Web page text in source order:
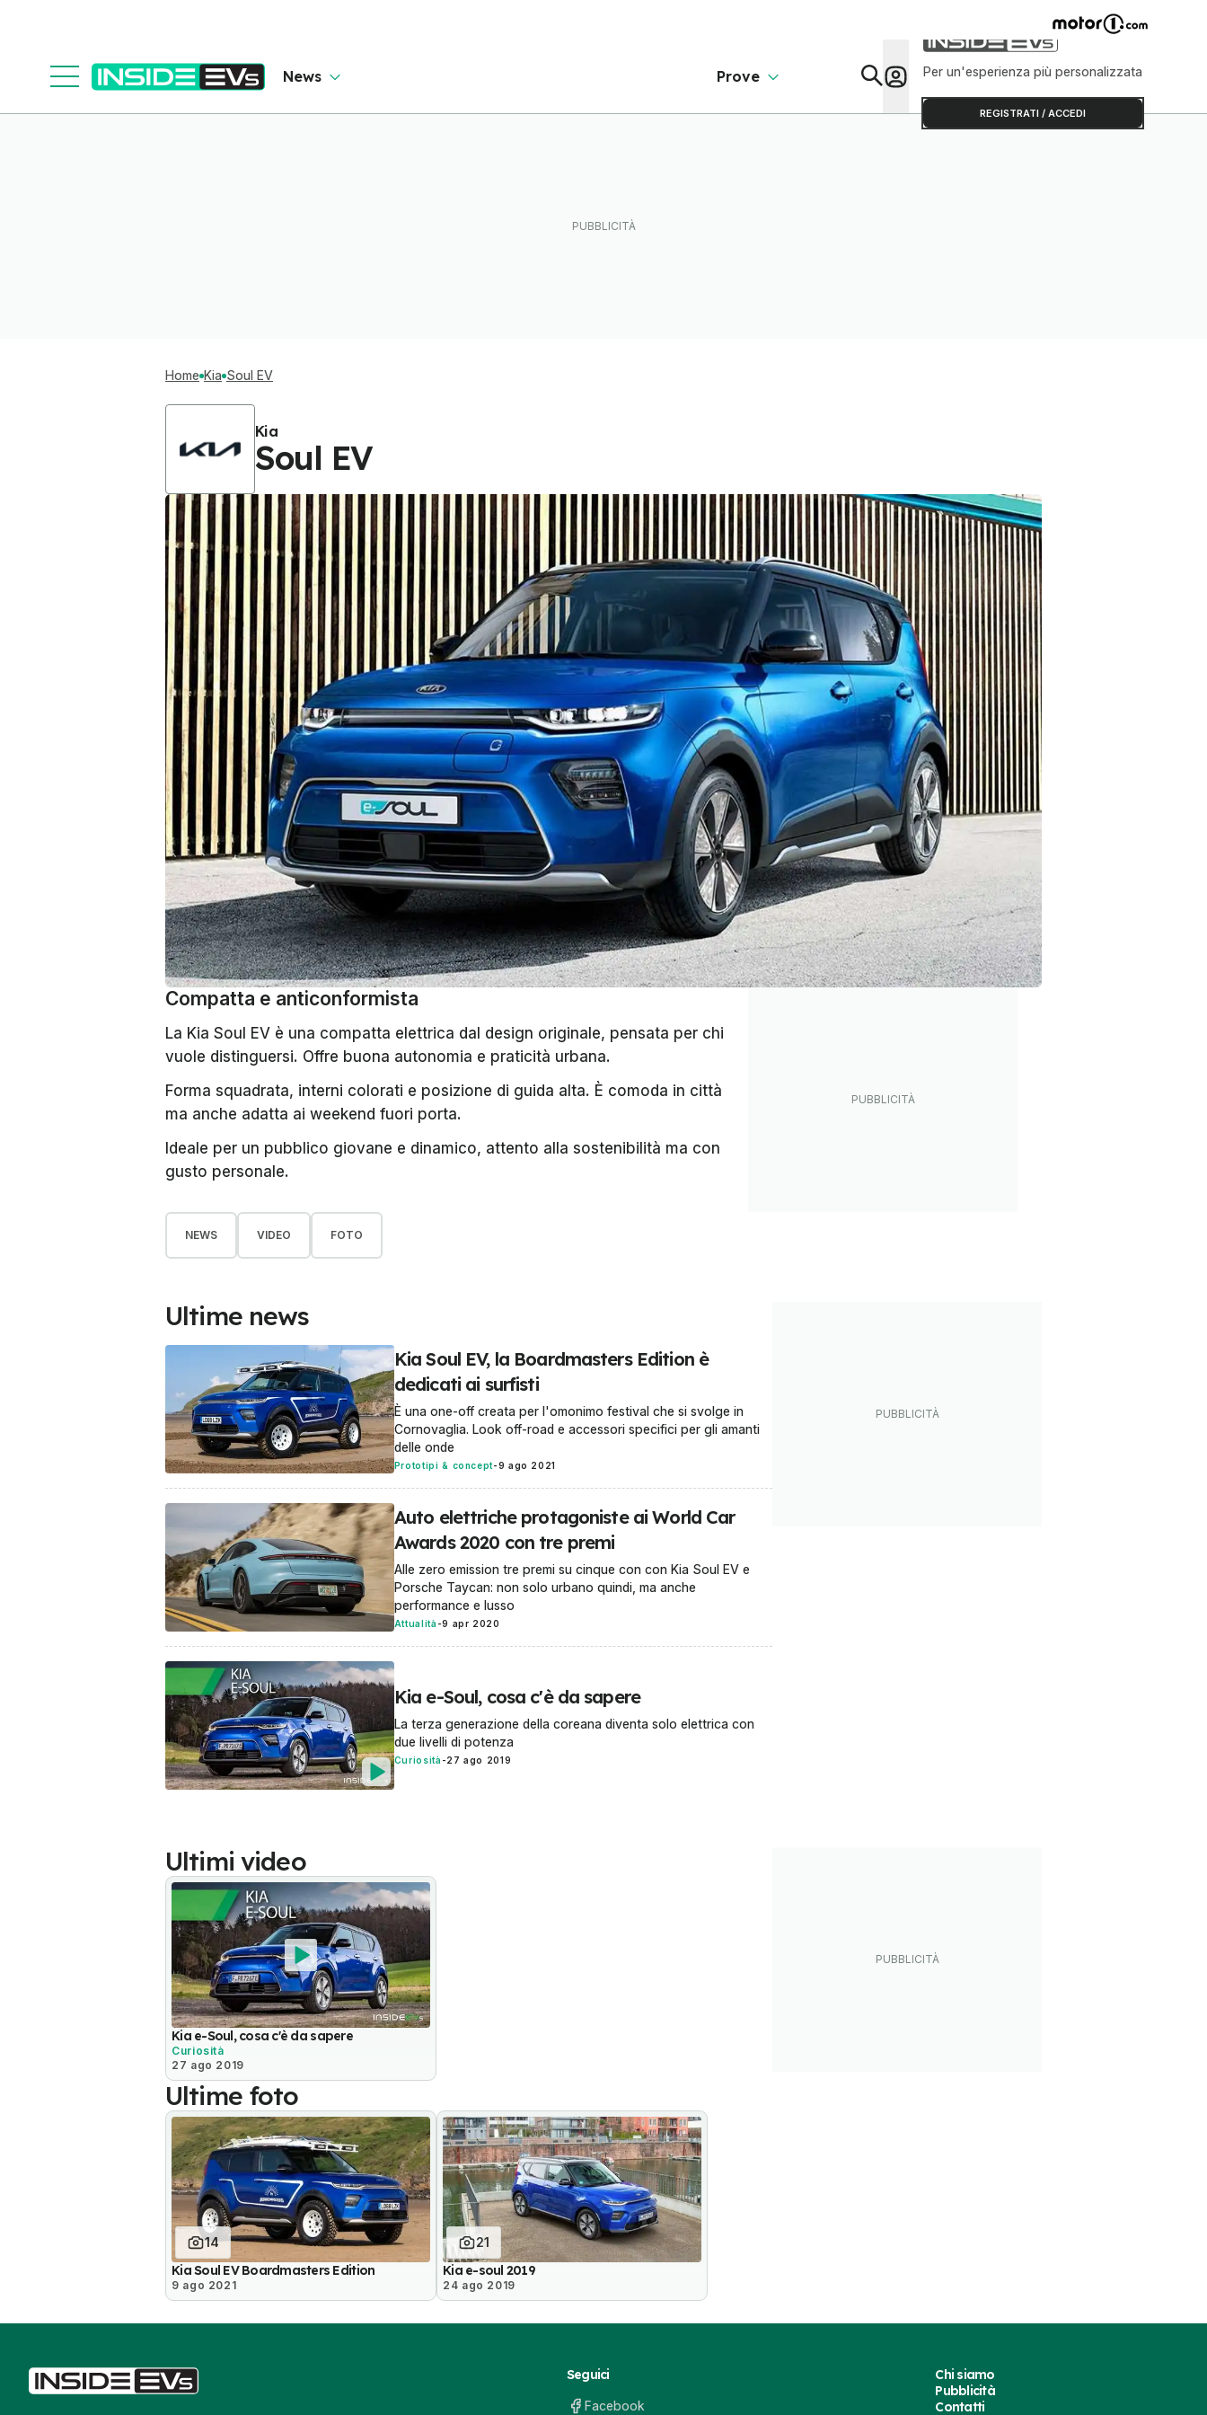
News Prove Per un'esperienza più personalizzata
REGISTRATI / ACCEDI
Home Kia Soul EV
Kia
Soul EV
Compatta e anticonformista
La Kia Soul EV è una compatta elettrica dal design originale, pensata per chi
vuole distinguersi. Offre buona autonomia e praticità urbana.
Forma squadrata, interni colorati e posizione di guida alta. È comoda in città
ma anche adatta ai weekend fuori porta.
Ideale per un pubblico giovane e dinamico, attento alla sostenibilità ma con
gusto personale.
NEWS VIDEO FOTO
Ultime news
Kia Soul EV, la Boardmasters Edition è
dedicati ai surfisti
È una one-off creata per l'omonimo festival che si svolge in
Cornovaglia. Look off-road e accessori specifici per gli amanti
delle onde
Prototipi & concept-9 ago 2021
Auto elettriche protagoniste ai World Car
Awards 2020 con tre premi
Alle zero emission tre premi su cinque con con Kia Soul EV e
Porsche Taycan: non solo urbano quindi, ma anche
performance e lusso
Attualità -9 apr 2020
Kia e-Soul, cosa c'è da sapere
La terza generazione della coreana diventa solo elettrica con
due livelli di potenza
Curiosità -27 ago 2019
Ultimi video
Kia e-Soul, cosa c'è da sapere
Curiosità
27 ago 2019
Ultime foto
14
Kia Soul EV Boardmasters Edition
9 ago 2021
21
Kia e-soul 2019
24 ago 2019
Seguici
Facebook
Chi siamo
Pubblicità
Contatti